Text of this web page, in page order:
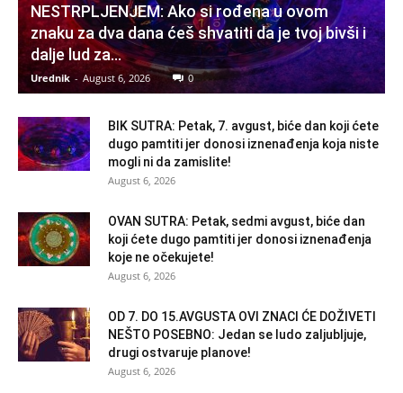
NESTRPLJENJEM: Ako si rođena u ovom
znaku za dva dana ćeš shvatiti da je tvoj bivši i
dalje lud za...
Urednik - August 6, 2026 0
BIK SUTRA: Petak, 7. avgust, biće dan koji ćete
dugo pamtiti jer donosi iznenađenja koja niste
mogli ni da zamislite!
August 6, 2026
OVAN SUTRA: Petak, sedmi avgust, biće dan
koji ćete dugo pamtiti jer donosi iznenađenja
koje ne očekujete!
August 6, 2026
OD 7. DO 15.AVGUSTA OVI ZNACI ĆE DOŽIVETI
NEŠTO POSEBNO: Jedan se ludo zaljubljuje,
drugi ostvaruje planove!
August 6, 2026